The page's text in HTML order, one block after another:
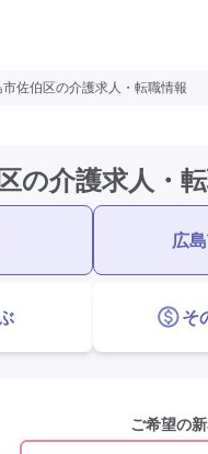
佐伯区の介護求人・転職情報
の介護求人・
広
そ
ご希望の